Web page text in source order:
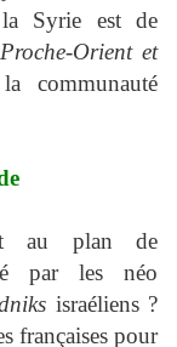
Syrie est de
Orient et
communauté
au plan de
par les néo
israéliens ?
françaises pour